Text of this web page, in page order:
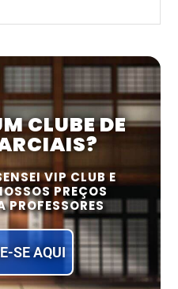
CLUBE DE
VIP CLUB E
PREÇOS
PROFESSORES
SE AQUI